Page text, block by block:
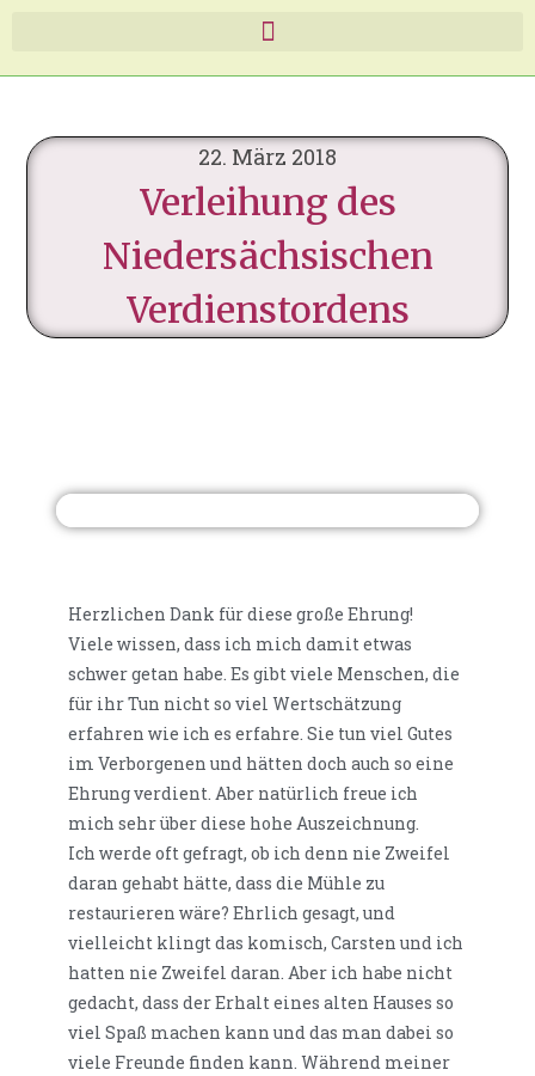
22. März 2018
Verleihung des
Niedersächsischen
Verdienstordens
Herzlichen Dank für diese große Ehrung!
Viele wissen, dass ich mich damit etwas
schwer getan habe. Es gibt viele Menschen, die
für ihr Tun nicht so viel Wertschätzung
erfahren wie ich es erfahre. Sie tun viel Gutes
im Verborgenen und hätten doch auch so eine
Ehrung verdient. Aber natürlich freue ich
mich sehr über diese hohe Auszeichnung.
Ich werde oft gefragt, ob ich denn nie Zweifel
daran gehabt hätte, dass die Mühle zu
restaurieren wäre? Ehrlich gesagt, und
vielleicht klingt das komisch, Carsten und ich
hatten nie Zweifel daran. Aber ich habe nicht
gedacht, dass der Erhalt eines alten Hauses so
viel Spaß machen kann und das man dabei so
viele Freunde finden kann. Während meiner